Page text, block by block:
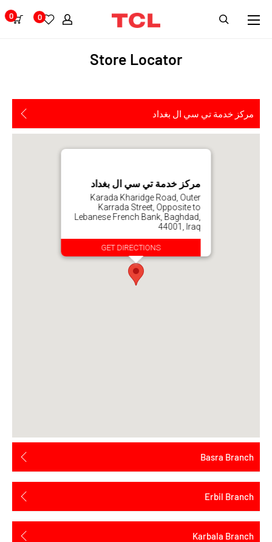
0
0
Store Locator
مركز خدمة تي سي ال بغداد
Basra Branch
Erbil Branch
Karbala Branch
مركز خدمة تي سي ال بغداد
Karada Kharidge Road, Outer
Karrada Street, Opposite to
Lebanese French Bank, Baghdad,
44001, Iraq
GET DIRECTIONS